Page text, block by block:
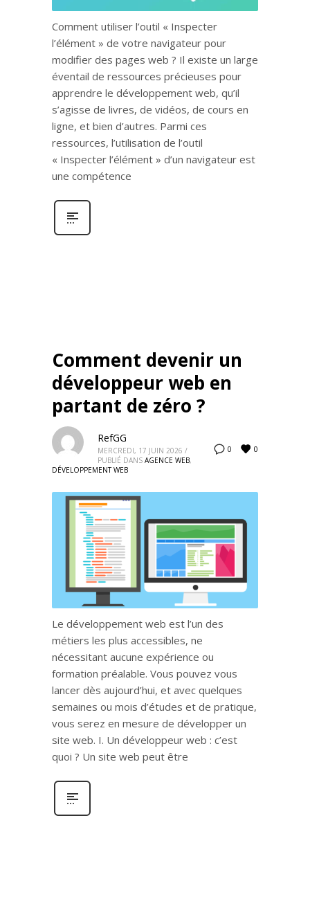
Comment utiliser l’outil « Inspecter
l’élément » de votre navigateur pour
modifier des pages web ? Il existe un large
éventail de ressources précieuses pour
apprendre le développement web, qu’il
s’agisse de livres, de vidéos, de cours en
ligne, et bien d’autres. Parmi ces
ressources, l’utilisation de l’outil
« Inspecter l’élément » d’un navigateur est
une compétence
Comment devenir un
développeur web en
partant de zéro ?
0 0
RefGG
MERCREDI, 17 JUIN 2026 /
PUBLIÉ DANS AGENCE WEB,
DÉVELOPPEMENT WEB
Le développement web est l’un des
métiers les plus accessibles, ne
nécessitant aucune expérience ou
formation préalable. Vous pouvez vous
lancer dès aujourd’hui, et avec quelques
semaines ou mois d’études et de pratique,
vous serez en mesure de développer un
site web. I. Un développeur web : c’est
quoi ? Un site web peut être